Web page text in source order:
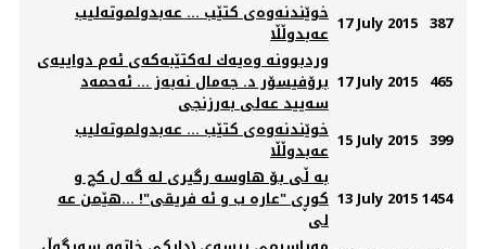
خوێندنه‌وه‌ی كتێب ... عه‌بدولموته‌لیب
عه‌بدوڵڵا 17 July 2015 387
وردبوونه‌ وه‌یه‌ك له‌كتێبه‌كه‌ی ئه‌م دواییه‌ی
برۆفیسۆر د. جه‌مال نه‌به‌ز ... ئه‌حمه‌د
سه‌یید عه‌لی به‌رزنجی
17 July 2015 465
خوێندنه‌وه‌ی كتێب ... عه‌بدولموته‌لیب
عه‌بدوڵڵا 15 July 2015 399
به ڵى بۆ هاوسه رگيرى له گه ل كچ و
كوڕى "عاره ب و ئه فريقى"! ...هێمن عه
لى
13 July 20151454